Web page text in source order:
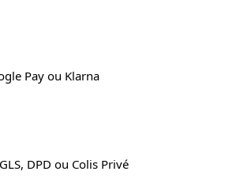
Pay ou Klarna
DPD ou Colis Privé